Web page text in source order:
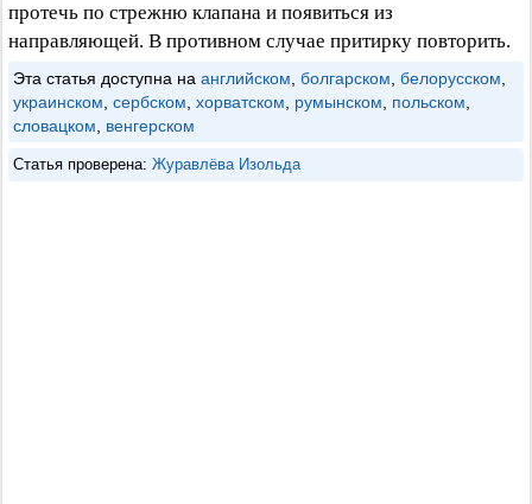
протечь по стрежню клапана и появиться из
направляющей. В противном случае притирку повторить.
Эта статья доступна на английском болгарском белорусском
украинском сербском хорватском румынском польском
словацком
венгерском
Статья проверена: Журавлёва Изольда